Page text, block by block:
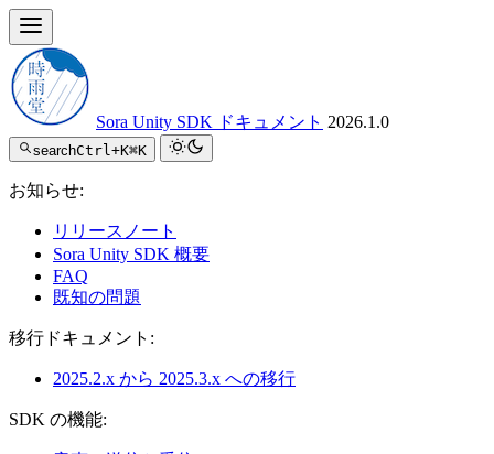
Sora Unity SDK ドキュメント 2026.1.0
searchCtrl+K⌘K
お知らせ:
リリースノート
Sora Unity SDK 概要
FAQ
既知の問題
移行ドキュメント:
2025.2.x から 2025.3.x への移行
SDK の機能: